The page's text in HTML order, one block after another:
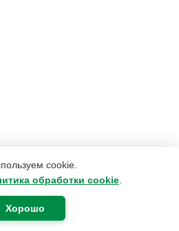
cookie.
обработки cookie
Хорошо